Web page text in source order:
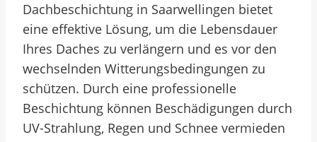
Dachbeschichtung in Saarwellingen bietet
eine effektive Lösung, um die Lebensdauer
Ihres Daches zu verlängern und es vor den
wechselnden Witterungsbedingungen zu
schützen. Durch eine professionelle
Beschichtung können Beschädigungen durch
UV-Strahlung, Regen und Schnee vermieden